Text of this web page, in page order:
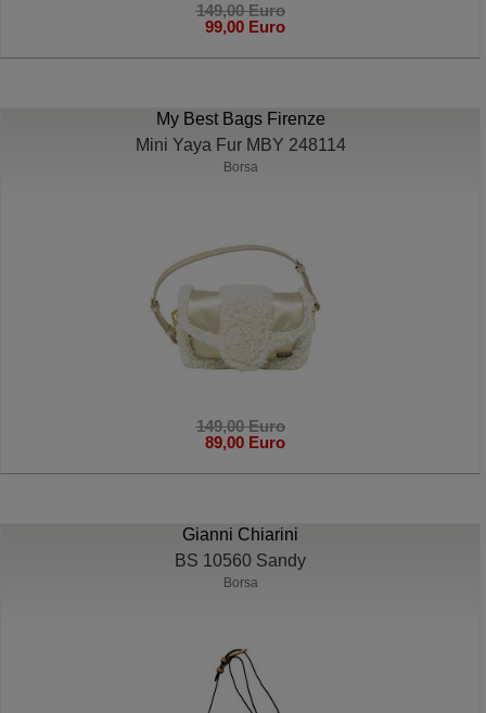
149,00 Euro
99,00 Euro
My Best Bags Firenze
Mini Yaya Fur MBY 248114
Borsa
149,00 Euro
89,00 Euro
Gianni Chiarini
BS 10560 Sandy
Borsa